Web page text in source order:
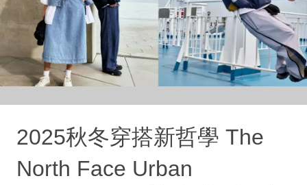
2025秋冬穿搭新哲學 The
North Face Urban